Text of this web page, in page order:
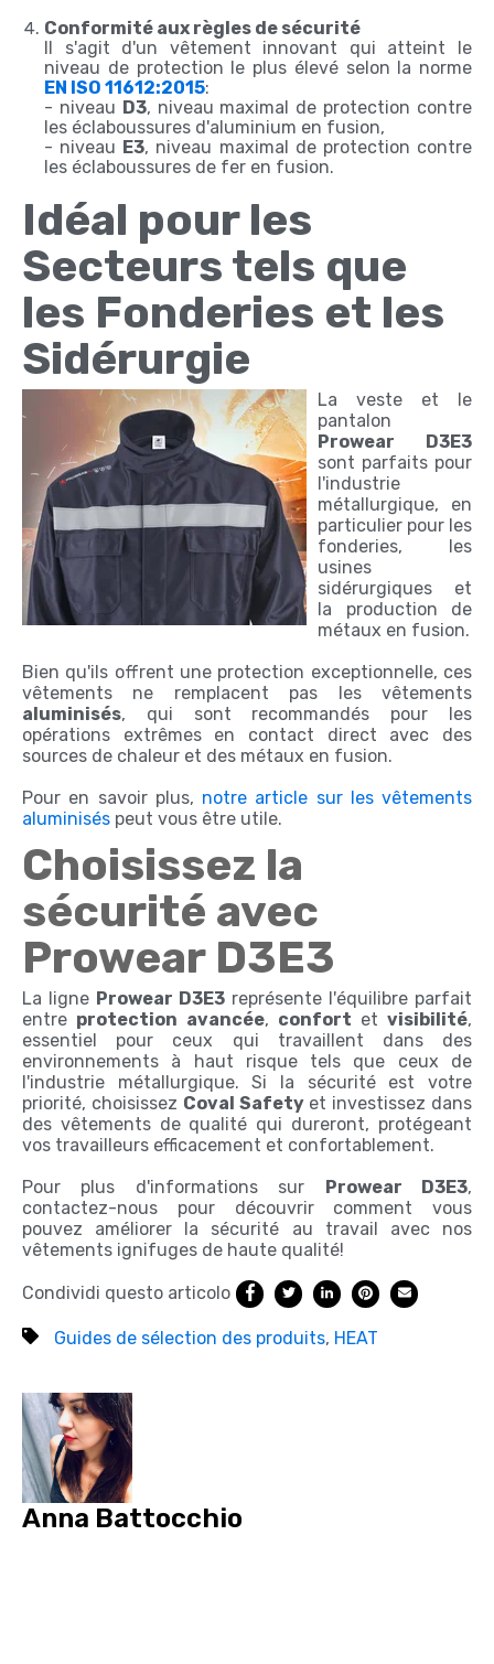
Conformité aux règles de sécurité
Il s'agit d'un vêtement innovant qui atteint le
niveau de protection le plus élevé selon la norme
EN ISO 11612:2015:
- niveau D3, niveau maximal de protection contre
les éclaboussures d'aluminium en fusion,
- niveau E3, niveau maximal de protection contre
les éclaboussures de fer en fusion.
Idéal pour les
Secteurs tels que
les Fonderies et les
Sidérurgie
La veste et le
pantalon
Prowear D3E3
sont parfaits pour
l'industrie
métallurgique, en
particulier pour les
fonderies, les
usines
sidérurgiques et
la production de
métaux en fusion.
Bien qu'ils offrent une protection exceptionnelle, ces
vêtements ne remplacent pas les vêtements
aluminisés, qui sont recommandés pour les
opérations extrêmes en contact direct avec des
sources de chaleur et des métaux en fusion.
Pour en savoir plus, notre article sur les vêtements
aluminisés peut vous être utile.
Choisissez la
sécurité avec
Prowear D3E3
La ligne Prowear D3E3 représente l'équilibre parfait
entre protection avancée, confort etvisibilité,
essentiel pour ceux qui travaillent dans des
environnements à haut risque tels que ceux de
l'industrie métallurgique. Si la sécurité est votre
priorité, choisissez Coval Safetyet investissez dans
des vêtements de qualité qui dureront, protégeant
vos travailleurs efficacement et confortablement.
Pour plus d'informations sur Prowear D3E3,
contactez-nous pour découvrir comment vous
pouvez améliorer la sécurité au travail avec nos
vêtements ignifuges de haute qualité!
Condividi questo articolo
Guides de sélection des produits, HEAT
Anna Battocchio